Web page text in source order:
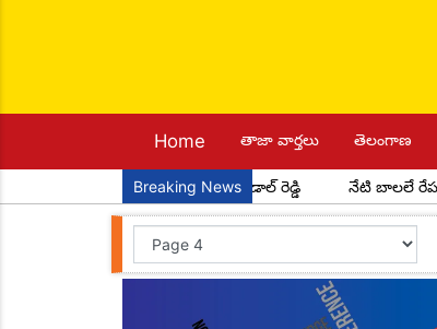
Home తాజా వార్తలు తెలంగాణ
Breaking News
మండల అధ్యక్షులుగా చాడ కొండాల్ రెడ్డి నేటి బాలలే రేపటి